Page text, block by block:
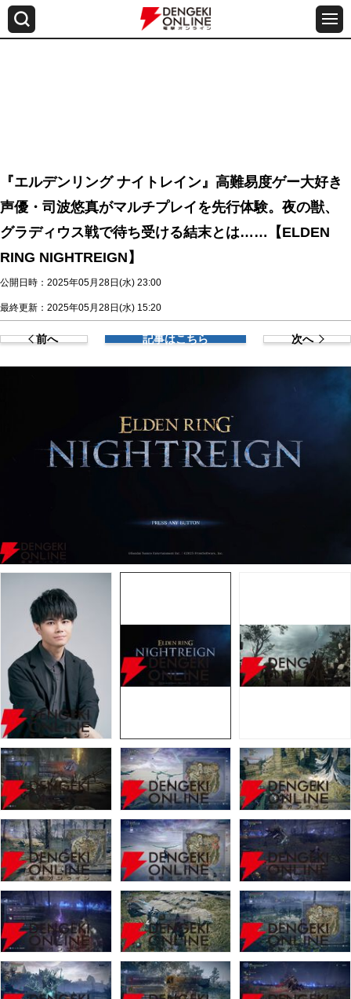
『エルデンリング ナイトレイン』高難易度ゲー大好き
声優・司波悠真がマルチプレイを先行体験。夜の獣、
グラディウス戦で待ち受ける結末とは……【ELDEN
RING NIGHTREIGN】
公開日時：2025年05月28日(水) 23:00
最終更新：2025年05月28日(水) 15:20
前へ 記事はこちら 次へ